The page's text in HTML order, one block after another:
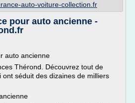
auto-voiture-collection.fr
pour auto ancienne -
auto ancienne
Thérond. Découvrez tout de
ont séduit des dizaines de milliers